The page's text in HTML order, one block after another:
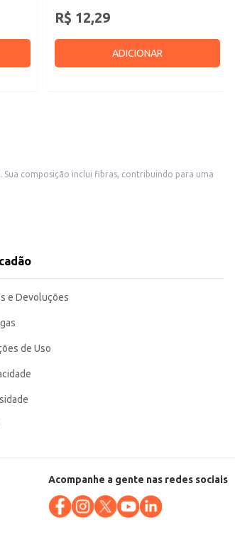
R$ 12,29
ADICIONAR
de fibras o
e Devoluções
de Uso
Acompanhe a gente nas redes sociais